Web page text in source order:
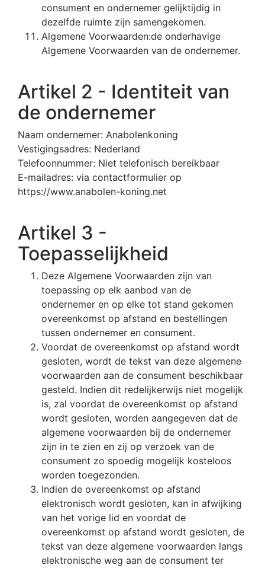
consument en ondernemer gelijktijdig in
dezelfde ruimte zijn samengekomen.
Algemene Voorwaarden:de onderhavige
Algemene Voorwaarden van de ondernemer.
Artikel 2 - Identiteit van
de ondernemer
Naam ondernemer: Anabolenkoning
Vestigingsadres: Nederland
Telefoonnummer: Niet telefonisch bereikbaar
E-mailadres: via contactformulier op
https://www.anabolen-koning.net
Artikel 3 -
Toepasselijkheid
Deze Algemene Voorwaarden zijn van
toepassing op elk aanbod van de
ondernemer en op elke tot stand gekomen
overeenkomst op afstand en bestellingen
tussen ondernemer en consument.
Voordat de overeenkomst op afstand wordt
gesloten, wordt de tekst van deze algemene
voorwaarden aan de consument beschikbaar
gesteld. Indien dit redelijkerwijs niet mogelijk
is, zal voordat de overeenkomst op afstand
wordt gesloten, worden aangegeven dat de
algemene voorwaarden bij de ondernemer
zijn in te zien en zij op verzoek van de
consument zo spoedig mogelijk kosteloos
worden toegezonden.
Indien de overeenkomst op afstand
elektronisch wordt gesloten, kan in afwijking
van het vorige lid en voordat de
overeenkomst op afstand wordt gesloten, de
tekst van deze algemene voorwaarden langs
elektronische weg aan de consument ter